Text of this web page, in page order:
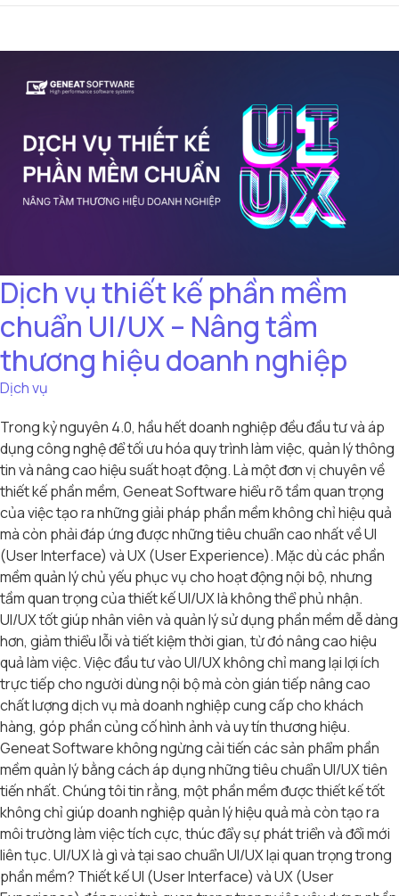
Dịch vụ thiết kế phần mềm
chuẩn UI/UX – Nâng tầm
thương hiệu doanh nghiệp
Dịch vụ
Trong kỷ nguyên 4.0, hầu hết doanh nghiệp đều đầu tư và áp
dụng công nghệ để tối ưu hóa quy trình làm việc, quản lý thông
tin và nâng cao hiệu suất hoạt động. Là một đơn vị chuyên về
thiết kế phần mềm, Geneat Software hiểu rõ tầm quan trọng
của việc tạo ra những giải pháp phần mềm không chỉ hiệu quả
mà còn phải đáp ứng được những tiêu chuẩn cao nhất về UI
(User Interface) và UX (User Experience). Mặc dù các phần
mềm quản lý chủ yếu phục vụ cho hoạt động nội bộ, nhưng
tầm quan trọng của thiết kế UI/UX là không thể phủ nhận.
UI/UX tốt giúp nhân viên và quản lý sử dụng phần mềm dễ dàng
hơn, giảm thiểu lỗi và tiết kiệm thời gian, từ đó nâng cao hiệu
quả làm việc. Việc đầu tư vào UI/UX không chỉ mang lại lợi ích
trực tiếp cho người dùng nội bộ mà còn gián tiếp nâng cao
chất lượng dịch vụ mà doanh nghiệp cung cấp cho khách
hàng, góp phần củng cố hình ảnh và uy tín thương hiệu.
Geneat Software không ngừng cải tiến các sản phẩm phần
mềm quản lý bằng cách áp dụng những tiêu chuẩn UI/UX tiên
tiến nhất. Chúng tôi tin rằng, một phần mềm được thiết kế tốt
không chỉ giúp doanh nghiệp quản lý hiệu quả mà còn tạo ra
môi trường làm việc tích cực, thúc đẩy sự phát triển và đổi mới
liên tục. UI/UX là gì và tại sao chuẩn UI/UX lại quan trọng trong
phần mềm? Thiết kế UI (User Interface) và UX (User